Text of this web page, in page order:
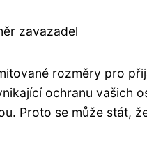
zavazadel
rozměry pro
ochranu vašich
Proto se může stát,